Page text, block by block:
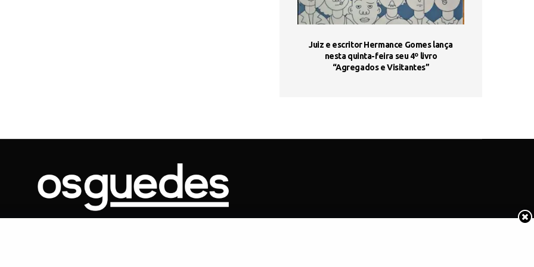
Juiz e escritor Hermance Gomes lança
nesta quinta-feira seu 4º livro
“Agregados e Visitantes”